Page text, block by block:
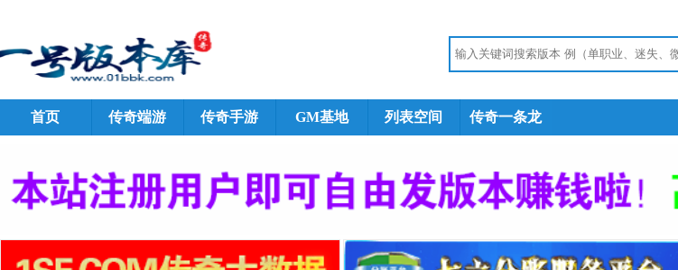
首页 传奇端游 传奇手游 GM基地 列表空间 传奇一条龙